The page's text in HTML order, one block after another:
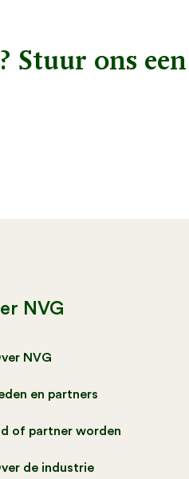
Stuur ons
NVG
NVG
en partners
of partner worden
de industrie